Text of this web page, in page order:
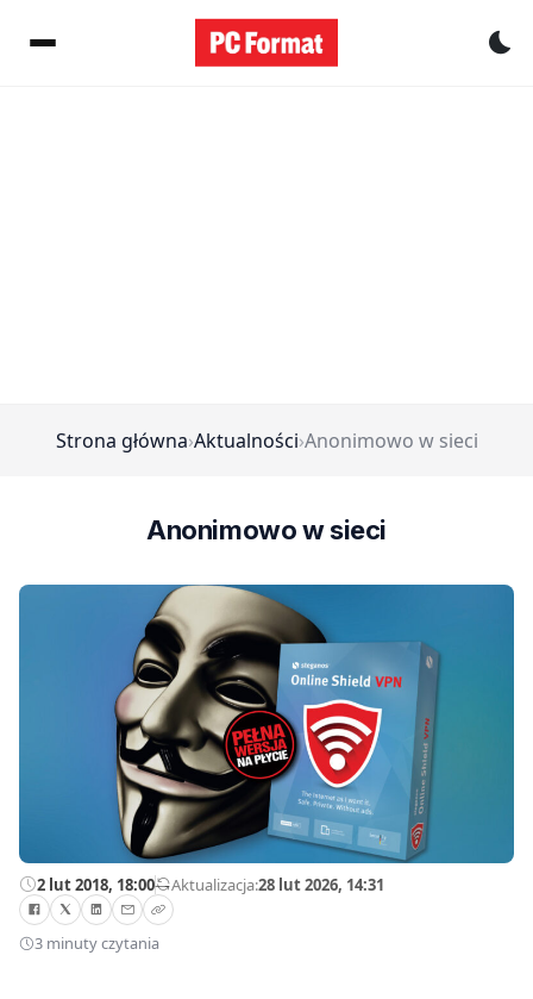
Strona główna›Aktualności›Anonimowo w sieci
Anonimowo w sieci
2 lut 2018, 18:00—Aktualizacja:28 lut 2026, 14:31
3 minuty czytania